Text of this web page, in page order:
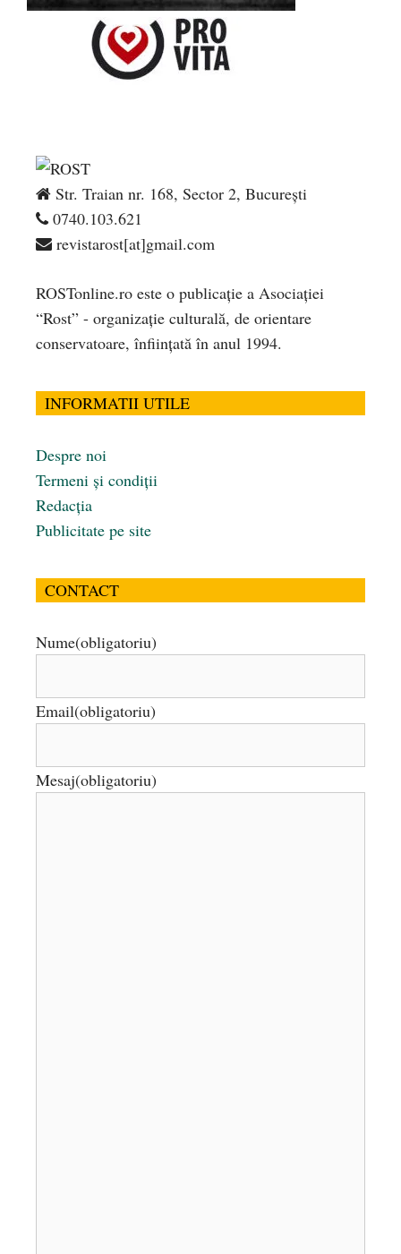
Str. Traian nr. 168, Sector 2, București
0740.103.621
revistarost[at]gmail.com
ROSTonline.ro este o publicaţie a Asociaţiei
“Rost” - organizaţie culturală, de orientare
conservatoare, înfiinţată în anul 1994.
INFORMATII UTILE
Despre noi
Termeni și condiții
Redacția
Publicitate pe site
CONTACT
Nume(obligatoriu)
Email(obligatoriu)
Mesaj(obligatoriu)